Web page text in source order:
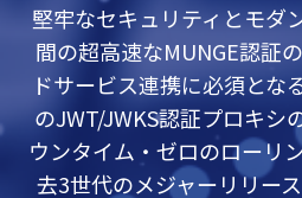
堅牢なセキュリティとモダ
間の超高速なMUNGE認証
ドサービス連携に必須とな
のJWT/JWKS認証プロキシ
ウンタイム・ゼロのローリ
去3世代のメジャーリリー